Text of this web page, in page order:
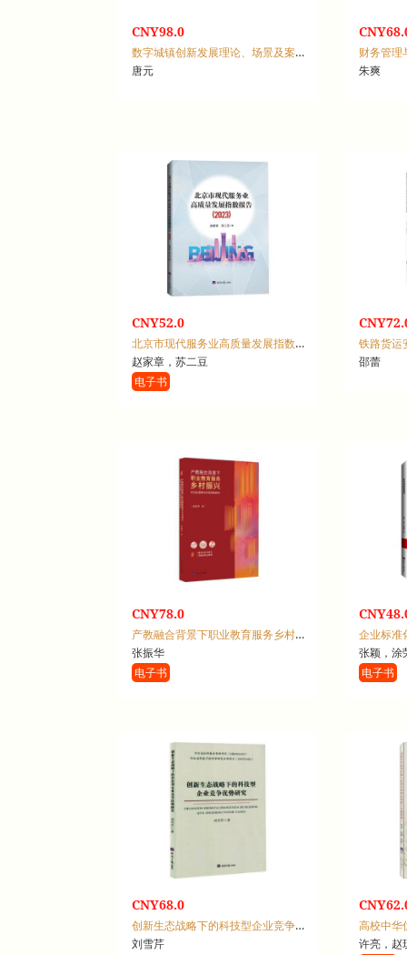
CNY98.0
数字城镇创新发展理论、场景及案例
唐元
财务管理
朱爽
CNY52.0
北京市现代服务业高质量发展指数报告：2023
赵家章，苏二豆
电子书
铁路货运
邵蕾
CNY78.0
产教融合背景下职业教育服务乡村振兴的内在逻辑与实现机制研究
张振华
电子书
企业标准
张颖，涂
电子书
CNY68.0
创新生态战略下的科技型企业竞争优势研究
刘雪芹
许亮，赵